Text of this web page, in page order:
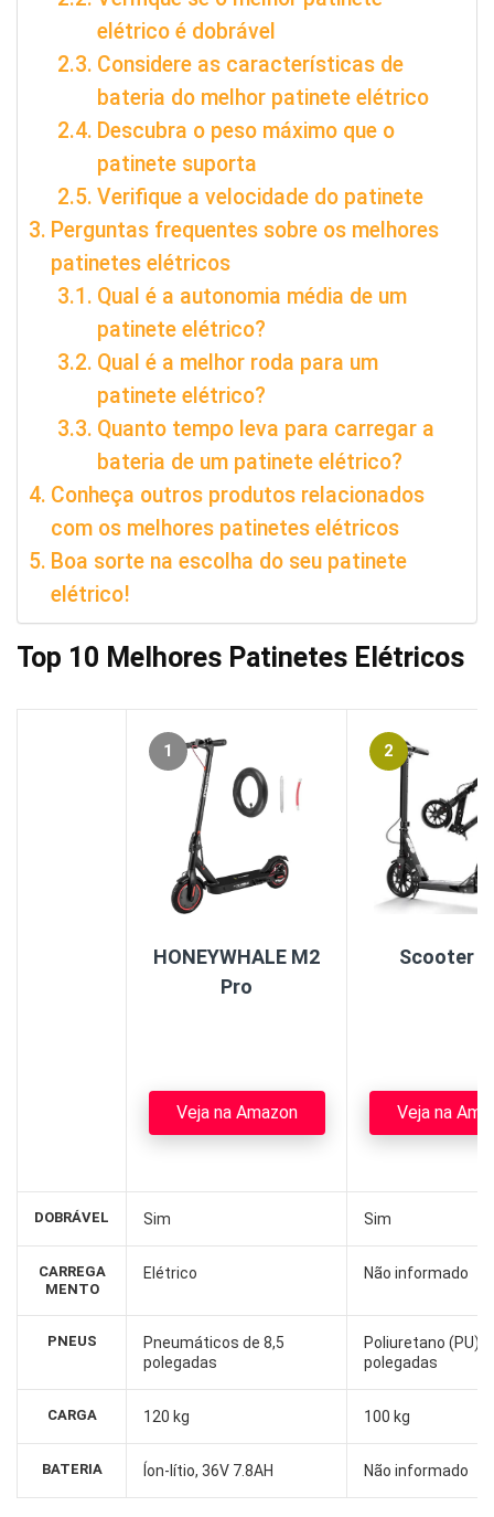
elétrico é dobrável
Considere as características de
bateria do melhor patinete elétrico
Descubra o peso máximo que o
patinete suporta
Verifique a velocidade do patinete
Perguntas frequentes sobre os melhores
patinetes elétricos
Qual é a autonomia média de um
patinete elétrico?
Qual é a melhor roda para um
patinete elétrico?
Quanto tempo leva para carregar a
bateria de um patinete elétrico?
Conheça outros produtos relacionados
com os melhores patinetes elétricos
Boa sorte na escolha do seu patinete
elétrico!
Top 10 Melhores Patinetes Elétricos
DOBRÁVEL
CARREGA
MENTO
PNEUS
CARGA
BATERIA
1
HONEYWHALE M2
Pro
Veja na Amazon
Sim
Elétrico
Pneumáticos de 8,5
polegadas
120 kg
Íon-lítio, 36V 7.8AH
2
Scooter
Veja na
Sim
Não informado
Poliuretano (PU)
polegadas
100 kg
Não informado